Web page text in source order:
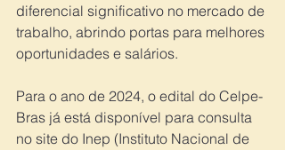
diferencial significativo no mercado de
trabalho, abrindo portas para melhores
oportunidades e salários.
Para o ano de 2024, o edital do Celpe-
Bras já está disponível para consulta
no site do Inep (Instituto Nacional de